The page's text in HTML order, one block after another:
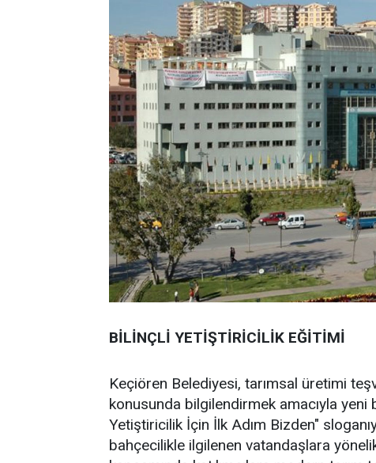
BİLİNÇLİ YETİŞTİRİCİLİK EĞİTİMİ
Keçiören Belediyesi, tarımsal üretimi
konusunda bilgilendirmek amacıyla yeni
Yetiştiricilik İçin İlk Adım Bizden"
bahçecilikle ilgilenen vatandaşlara